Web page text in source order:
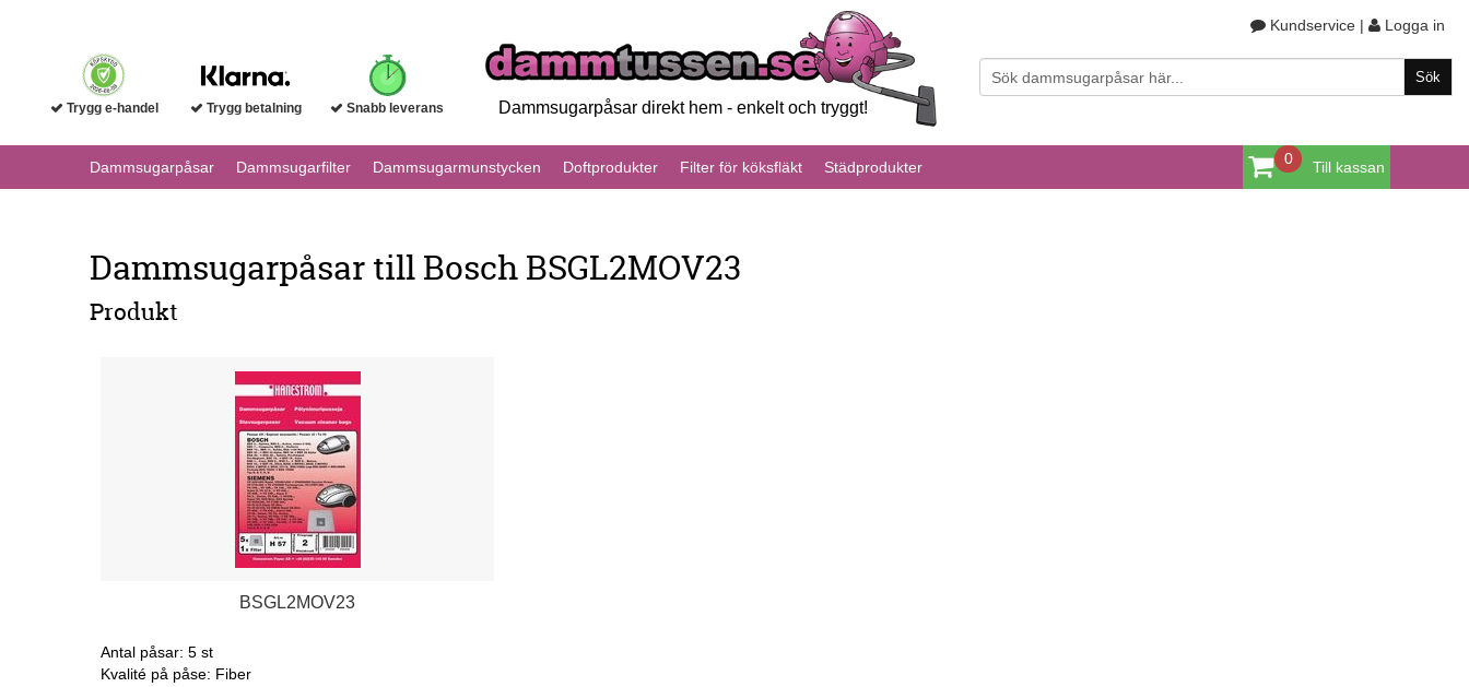
Dammsugarpåsar direkt hem - enkelt och tryggt!
Trygg e-handel Trygg betalning Snabb leverans
Kundservice | Logga in
0 Till kassan
Dammsugarpåsar Dammsugarfilter Dammsugarmunstycken Doftprodukter Filter för köksfläkt Städprodukter
Dammsugarpåsar till Bosch BSGL2MOV23
Produkt
BSGL2MOV23
Antal påsar: 5 st
Kvalité på påse: Fiber